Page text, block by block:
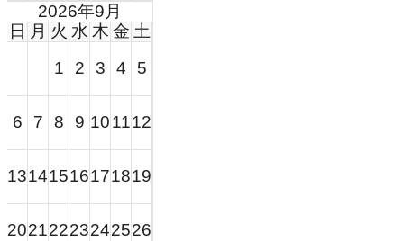
2026年9月
日 月 火 水 木 金 土
1
2 3 4 5
6 7 8 9 101112
13141516171819
20212223242526